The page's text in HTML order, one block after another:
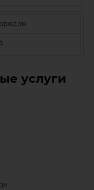
услуги